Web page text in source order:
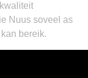
Nuus soveel as
bereik.